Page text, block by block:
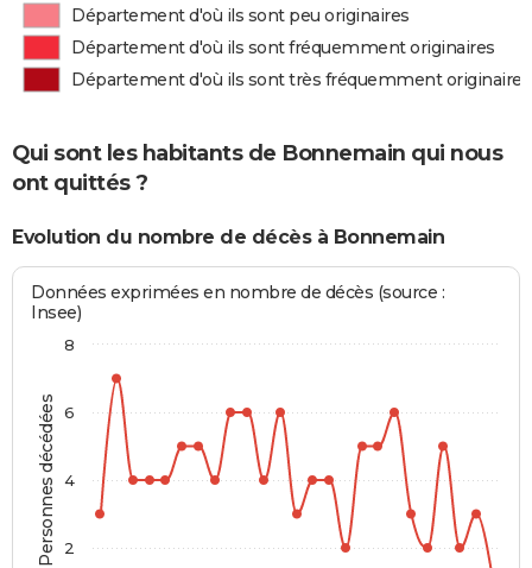
Département d'où ils sont peu originaires
Département d'où ils sont fréquemment originaires
Département d'où ils sont très fréquemment originaires
Qui sont les habitants de Bonnemain qui nous
ont quittés ?
Evolution du nombre de décès à Bonnemain
Personnes décédées
Données exprimées en nombre de décès (source :
Insee)
2
4
6
8